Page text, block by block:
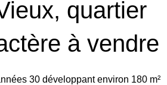
quartier
à vendre
30 développant environ 180 m²